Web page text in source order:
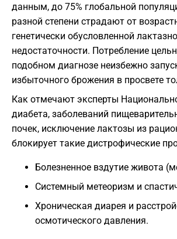
данным, до 75% глобальной
разной степени страдают от
генетически обусловленной
недостаточности. Потребление
подобном диагнозе неизбежно
избыточного брожения в просвете
Как отмечают эксперты
диабета, заболеваний
почек, исключение лактозы из
блокирует такие дистрофические
Болезненное вздутие живота
Системный метеоризм и
Хроническая диарея и
осмотического давления.